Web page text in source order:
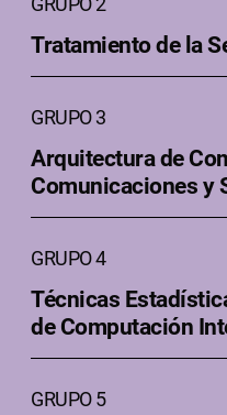
Tratamiento de la
GRUPO 3
Arquitectura de
Comunicaciones y
GRUPO 4
Técnicas
de Computación
GRUPO 5